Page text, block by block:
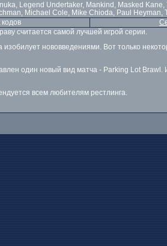
Legend Undertaker, Mankind, Masked
Michael Cole, Mike Chioda, Paul Heyman,
считается самой лучшей игрой серии.
изобилует нововведениями. Вот только
один новый вид матча - Parking Lot Brawl.
всем любителям рестлинга.